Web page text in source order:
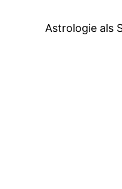
Astrologie als